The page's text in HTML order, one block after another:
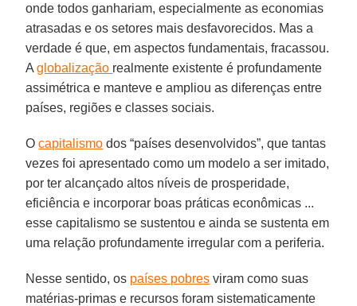
onde todos ganhariam, especialmente as economias
atrasadas e os setores mais desfavorecidos. Mas a
verdade é que, em aspectos fundamentais, fracassou.
Aglobalização realmente existente é profundamente
assimétrica e manteve e ampliou as diferenças entre
países, regiões e classes sociais.
Ocapitalismo dos “países desenvolvidos”, que tantas
vezes foi apresentado como um modelo a ser imitado,
por ter alcançado altos níveis de prosperidade,
eficiência e incorporar boas práticas econômicas ...
esse capitalismo se sustentou e ainda se sustenta em
uma relação profundamente irregular com a periferia.
Nesse sentido, os países pobres viram como suas
matérias-primas e recursos foram sistematicamente